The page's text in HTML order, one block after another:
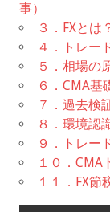
事）
３．FXとは
４．トレー
５．相場の
６．CMA基
７．過去検
８．環境認
９．トレー
１０．CMA
１１．FX